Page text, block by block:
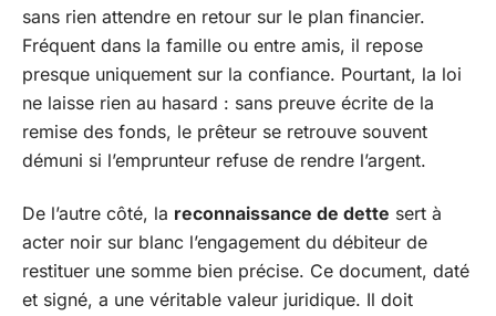
sans rien attendre en retour sur le plan financier.
Fréquent dans la famille ou entre amis, il repose
presque uniquement sur la confiance. Pourtant, la loi
ne laisse rien au hasard : sans preuve écrite de la
remise des fonds, le prêteur se retrouve souvent
démuni si l’emprunteur refuse de rendre l’argent.
De l’autre côté, la reconnaissance de dette sert à
acter noir sur blanc l’engagement du débiteur de
restituer une somme bien précise. Ce document, daté
et signé, a une véritable valeur juridique. Il doit